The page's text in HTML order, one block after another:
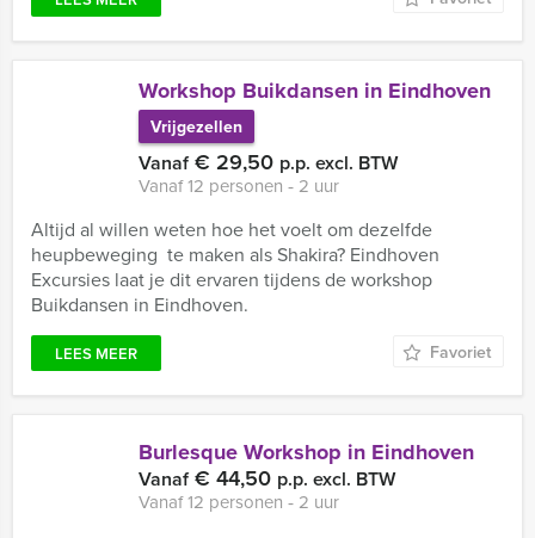
Workshop Buikdansen in Eindhoven
Vrijgezellen
Vanaf€ 29,50 p.p. excl. BTW
Vanaf 12 personen ‐ 2 uur
Altijd al willen weten hoe het voelt om dezelfde
heupbeweging te maken als Shakira? Eindhoven
Excursies laat je dit ervaren tijdens de workshop
Buikdansen in Eindhoven.
LEES MEER Favoriet
Burlesque Workshop in Eindhoven
Vanaf€ 44,50 p.p. excl. BTW
Vanaf 12 personen ‐ 2 uur